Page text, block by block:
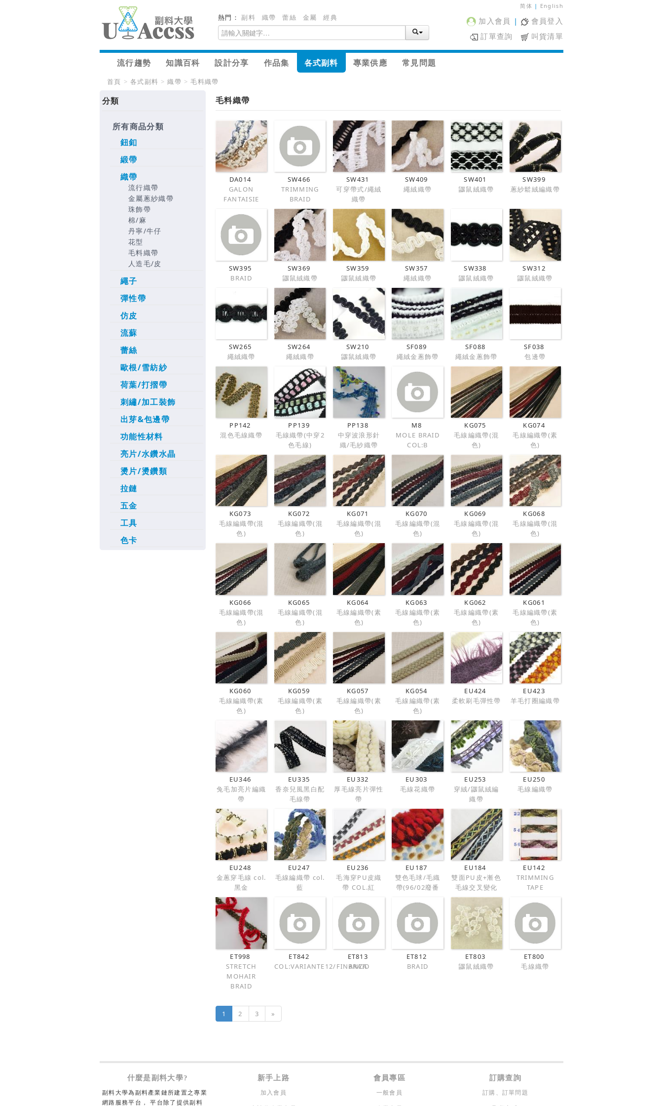
熱門：副料 織帶 蕾絲 金屬 經典
简体 | English
加入會員 |
會員登入
訂單查詢
叫貨清單
流行趨勢 知識百科 設計分享 作品集 各式副料 專業供應 常見問題
首頁 > 各式副料 > 織帶 > 毛料織帶
分類
所有商品分類
鈕釦
緞帶
織帶
流行織帶
金屬蔥紗織帶
珠飾帶
棉/麻
丹寧/牛仔
花型
毛料織帶
人造毛/皮
繩子
彈性帶
仿皮
流蘇
蕾絲
歐根/雪紡紗
荷葉/打摺帶
刺繡/加工裝飾
出芽&包邊帶
功能性材料
亮片/水鑽水晶
燙片/燙鑽類
拉鏈
五金
工具
色卡
毛料織帶
DA014
GALON
FANTAISIE
SW466
TRIMMING
BRAID
SW431
可穿帶式/繩絨
織帶
SW409
繩絨織帶
SW401
鼴鼠絨織帶
SW399
蔥紗鬆絨編織帶
SW395
BRAID
SW369
鼴鼠絨織帶
SW359
鼴鼠絨織帶
SW357
繩絨織帶
SW338
鼴鼠絨織帶
SW312
鼴鼠絨織帶
SW265
繩絨織帶
SW264
繩絨織帶
SW210
鼴鼠絨織帶
SF089
繩絨金蔥飾帶
SF088
繩絨金蔥飾帶
SF038
包邊帶
PP142
混色毛線織帶
PP139
毛線織帶(中穿2
色毛線)
PP138
中穿波浪形針
織/毛紗織帶
M8
MOLE BRAID
COL:B
KG075
毛線編織帶(混
色)
KG074
毛線編織帶(素
色)
KG073
毛線編織帶(混
色)
KG072
毛線編織帶(混
色)
KG071
毛線編織帶(混
色)
KG070
毛線編織帶(混
色)
KG069
毛線編織帶(混
色)
KG068
毛線編織帶(混
色)
KG066
毛線編織帶(混
色)
KG065
毛線編織帶(混
色)
KG064
毛線編織帶(素
色)
KG063
毛線編織帶(素
色)
KG062
毛線編織帶(素
色)
KG061
毛線編織帶(素
色)
KG060
毛線編織帶(素
色)
KG059
毛線編織帶(素
色)
KG057
毛線編織帶(素
色)
KG054
毛線編織帶(素
色)
EU424
柔軟刷毛彈性帶
EU423
羊毛打圈編織帶
EU346
兔毛加亮片編織
帶
EU335
香奈兒風黑白配
毛線帶
EU332
厚毛線亮片彈性
帶
EU303
毛線花織帶
EU253
穿絨/鼴鼠絨編
織帶
EU250
毛線編織帶
EU248
金蔥穿毛線 col.
黑金
EU247
毛線編織帶 col.
藍
EU236
毛海穿PU皮織
帶 COL.紅
EU187
雙色毛球/毛織
帶(96/02廢番
EU184
雙面PU皮+漸色
毛線交叉變化
EU142
TRIMMING
TAPE
ET998
STRETCH
MOHAIR
BRAID
ET842
COL:VARIANTE12/FINANZA
ET813
BRAID
ET812
BRAID
ET803
鼴鼠絨織帶
ET800
毛線織帶
1 2 3 »
什麼是副料大學? 新手上路 會員專區 訂購查詢
副料大學為副料產業鏈所建置之專業
網路服務平台， 平台除了提供副料
加入會員 一般會員 訂購、訂單問題